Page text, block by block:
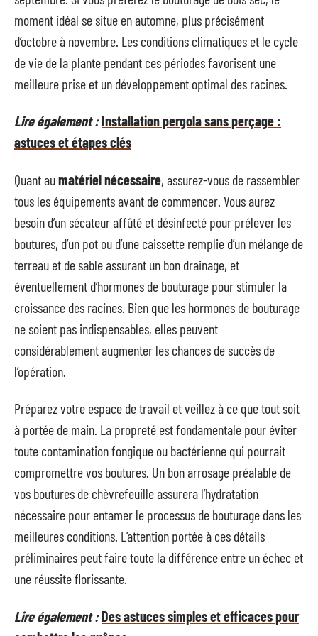
moment idéal se situe en automne, plus précisément
d’octobre à novembre. Les conditions climatiques et le cycle
de vie de la plante pendant ces périodes favorisent une
meilleure prise et un développement optimal des racines.
Lire également :Installation pergola sans perçage :
astuces et étapes clés
Quant aumatériel nécessaire, assurez-vous de rassembler
tous les équipements avant de commencer. Vous aurez
besoin d’un sécateur affûté et désinfecté pour prélever les
boutures, d’un pot ou d’une caissette remplie d’un mélange de
terreau et de sable assurant un bon drainage, et
éventuellement d’hormones de bouturage pour stimuler la
croissance des racines. Bien que les hormones de bouturage
ne soient pas indispensables, elles peuvent
considérablement augmenter les chances de succès de
l’opération.
Préparez votre espace de travail et veillez à ce que tout soit
à portée de main. La propreté est fondamentale pour éviter
toute contamination fongique ou bactérienne qui pourrait
compromettre vos boutures. Un bon arrosage préalable de
vos boutures de chèvrefeuille assurera l’hydratation
nécessaire pour entamer le processus de bouturage dans les
meilleures conditions. L’attention portée à ces détails
préliminaires peut faire toute la différence entre un échec et
une réussite florissante.
Lire également :Des astuces simples et efficaces pour